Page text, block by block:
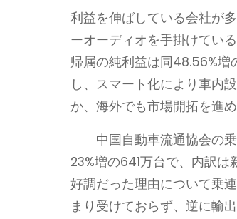
利益を伸ばしている会社が
ーオーディオを手掛けてい
帰属の純利益は同48.56%
し、スマート化により車内
か、海外でも市場開拓を進
中国自動車流通協会の乗
23%増の641万台で、内訳は
好調だった理由について乗
まり受けておらず、逆に輸